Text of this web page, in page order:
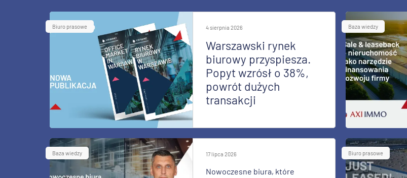
Biuro prasowe 4 sierpnia 2026
Warszawski rynek
biurowy przyspiesza.
Popyt wzrósł o 38%,
powrót dużych
transakcji
Baza wiedzy
Baza wiedzy 17 lipca 2026
Nowoczesne biura, które
Biuro prasowe